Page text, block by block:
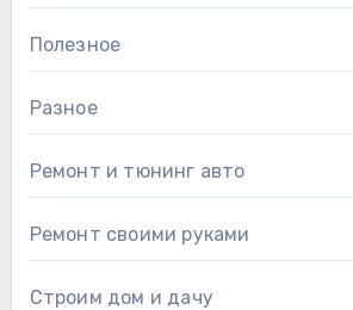
Полезное
Разное
Ремонт и тюнинг авто
Ремонт своими руками
Строим дом и дачу